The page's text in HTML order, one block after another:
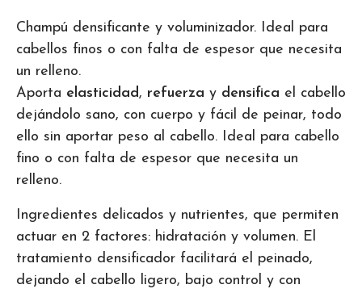
Champú densificante y voluminizador. Ideal para
cabellos finos o con falta de espesor que necesita
un relleno.
Aporta elasticidad, refuerza y densifica el cabello
dejándolo sano, con cuerpo y fácil de peinar, todo
ello sin aportar peso al cabello. Ideal para cabello
fino o con falta de espesor que necesita un
relleno.
Ingredientes delicados y nutrientes, que permiten
actuar en 2 factores: hidratación y volumen. El
tratamiento densificador facilitará el peinado,
dejando el cabello ligero, bajo control y con